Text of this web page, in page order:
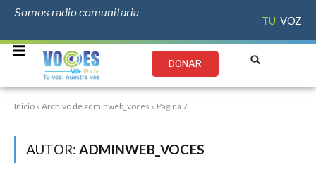
Somos radio comunitaria
TU VOZ
DONAR
Inicio » Archivo de adminweb_voces » Página 7
AUTOR:ADMINWEB_VOCES